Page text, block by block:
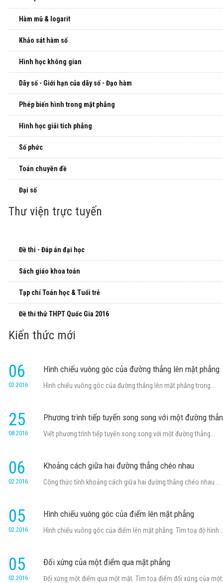
Hàm mũ & logarit
Khảo sát hàm số
Hình học không gian
Dãy số - Giới hạn của dãy số - Đạo hàm
Phép biến hình trong mặt phẳng
Hình học giải tích phẳng
Số phức
Toán chuyên đề
Đại số
Thư viện trực tuyến
Đề thi - Đáp án đại học
Sách giáo khoa toán
Tạp chí Toán học & Tuổi trẻ
Đề thi thử THPT Quốc Gia 2016
Kiến thức mới
06
02.2016
Hình chiếu vuông góc của đường thẳng lên mặt phẳng
Hình chiếu vuông góc của đường thẳng lên mặt phẳng trong...
25
08.2016
Phương trình tiếp tuyến song song với một đường
Viết phương trình tiếp tuyến song song với một đường thẳng...
06
02.2016
Khoảng cách giữa hai đường thẳng chéo nhau
Công thức tính khoảng cách giữa hai đường thẳng chéo nhau....
05
02.2016
Hình chiếu vuông góc của điểm lên mặt phẳng
Hình chiếu vuông góc của điểm lên mặt phẳng. Tìm toạ độ hình...
05
02.2016
Đối xứng của một điểm qua mặt phẳng
Đối xứng một điểm qua một mặt. Tìm toạ điểm đối xứng của